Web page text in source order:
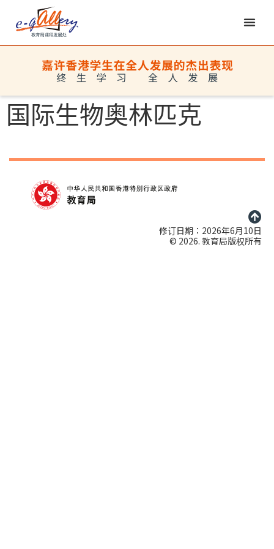
国际生物奥林匹克
修订日期：2026年6月10日
© 2026. 教育局版权所有